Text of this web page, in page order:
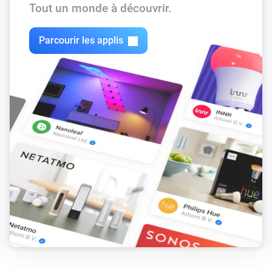
Tout un monde à découvrir.
Parcourir les applis